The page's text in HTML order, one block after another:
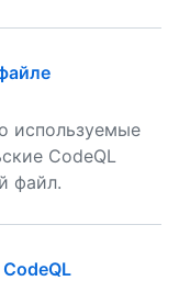
используемые
CodeQL
файл.